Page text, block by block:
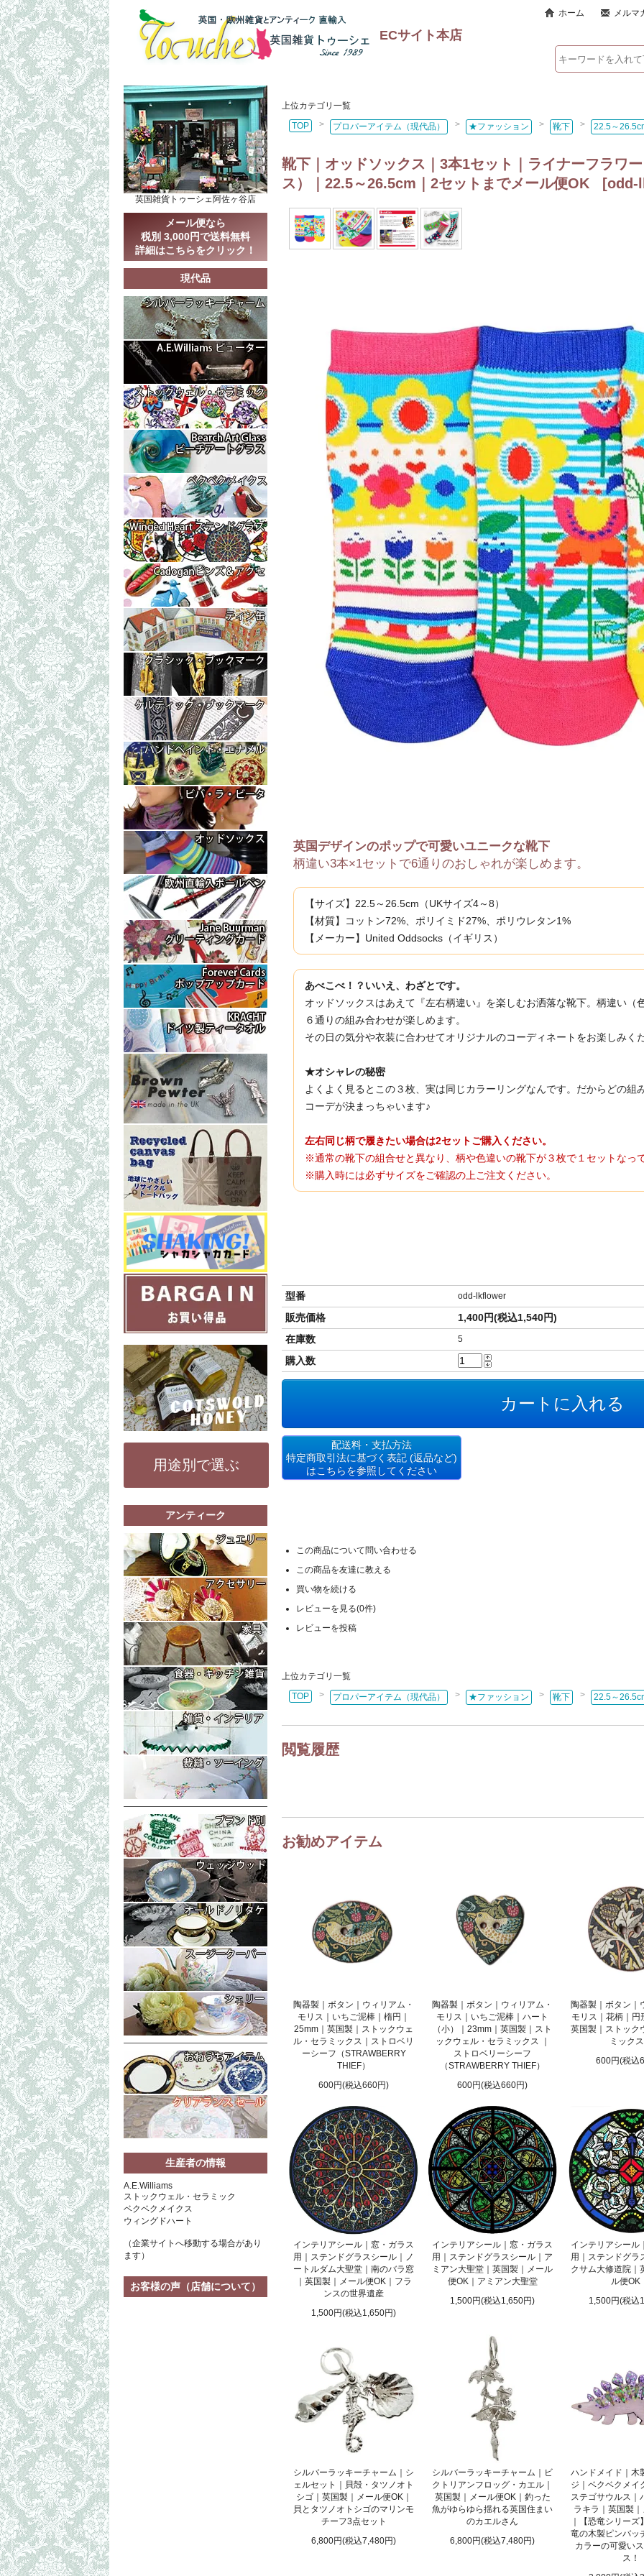
ECサイト本店
ホーム メルマ
上位カテゴリ一覧
TOP
> プロパーアイテム（現代品） > ★ファッション > 靴下 > 22.5～
靴下｜オッドソックス｜3本1セット｜ライナーフラワ
ス）｜22.5～26.5cm｜2セットまでメール便OK [odd-
英国デザインのポップで可愛いユニークな靴下
柄違い3本×1セットで6通りのおしゃれが楽しめます。
【サイズ】22.5～26.5cm（UKサイズ4～8）
【材質】コットン72%、ポリイミド27%、ポリウレタン1%
【メーカー】United Oddsocks（イギリス）
あべこべ！？いいえ、わざとです。
オッドソックスはあえて『左右柄違い』を楽しむお洒落な靴下。柄違い（
６通りの組み合わせが楽しめます。
その日の気分や衣装に合わせてオリジナルのコーディネートをお楽しみく
★オシャレの秘密
よくよく見るとこの３枚、実は同じカラーリングなんです。だからどの組
コーデが決まっちゃいます♪
左右同じ柄で履きたい場合は2セットご購入ください。
※通常の靴下の組合せと異なり、柄や色違いの靴下が３枚で１セットなっ
※購入時には必ずサイズをご確認の上ご注文ください。
型番 odd-lkflower
販売価格
1,400円(税込1,540円)
在庫数
5
購入数
配送料・支払方法
特定商取引法に基づく表記 (返品など)
はこちらを参照してください
この商品について問い合わせる
この商品を友達に教える
買い物を続ける
レビューを見る(0件)
レビューを投稿
上位カテゴリ一覧
TOP
> プロパーアイテム（現代品） > ★ファッション > 靴下 > 22.5～
閲覧履歴
お勧めアイテム
陶器製｜ボタン｜ウィリアム・
モリス｜いちご泥棒｜楕円｜
25mm｜英国製｜ストックウェ
ル・セラミックス｜ストロベリ
ーシーフ（STRAWBERRY
THIEF）
600円(税込660円)
陶器製｜ボタン｜ウィリアム・
モリス｜いちご泥棒｜ハート
（小）｜23mm｜英国製｜スト
ックウェル・セラミックス ｜
ストロベリーシーフ
（STRAWBERRY THIEF）
600円(税込660円)
陶器製｜ボタン｜
モリス｜花柄｜円
英国製｜ストック
ミック
600円(税込
インテリアシール｜窓・ガラス
用｜ステンドグラスシール｜ノ
ートルダム大聖堂｜南のバラ窓
｜英国製｜メール便OK｜フラ
ンスの世界遺産
1,500円(税込1,650円)
インテリアシール｜窓・ガラス
用｜ステンドグラスシール｜ア
ミアン大聖堂｜英国製｜メール
便OK｜アミアン大聖堂
1,500円(税込1,650円)
インテリアシール
用｜ステンドグラ
クサム大修道院｜
ル便OK
1,500円(税込
シルバーラッキーチャーム｜シ
ェルセット｜貝殻・タツノオト
シゴ｜英国製｜メール便OK｜
貝とタツノオトシゴのマリンモ
チーフ3点セット
6,800円(税込7,480円)
シルバーラッキーチャーム｜ビ
クトリアンフロッグ・カエル｜
英国製｜メール便OK｜釣った
魚がゆらゆら揺れる英国住まい
のカエルさん
6,800円(税込7,480円)
ハンドメイド｜木
ジ｜ベクベクメイ
ステゴサウルス｜
ラキラ｜英国製
｜【恐竜シリー
竜の木製ピンバッ
カラーの可愛い
ス！
英国雑貨トゥーシェ阿佐ヶ谷店
メール便なら
税別 3,000円で送料無料
詳細はこちらをクリック！
現代品
用途別で選ぶ
アンティーク
リング（指輪） ブローチ
ペンダントトップ・ネックレス
その他（ブレスレット、ピアスなど）
もっと詳細なカテゴリはココ！
ラック（マガジンラックなど）
ティーポット・ミルクジャグ・シュガーボウル
プレート・皿など カトラリー
シェリーグラス・ワイングラス
ランプシェイド
もっと詳細なカテゴリはココ！
生産者の情報
A.E.Williams
ストックウェル・セラミック
ベクベクメイクス
ウィングドハート
（企業サイトへ移動する場合があり
ます）
お客様の声（店舗について）